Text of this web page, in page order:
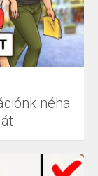
néha